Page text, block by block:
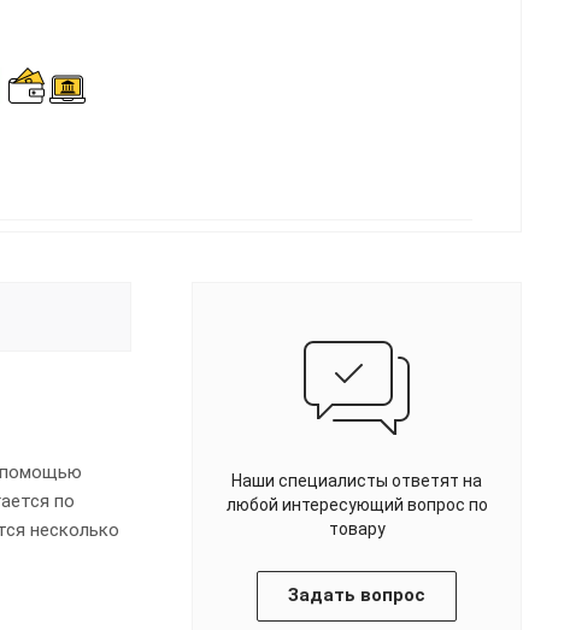
помощью
по
несколько
Наши специалисты ответят на
любой интересующий вопрос по
товару
Задать вопрос